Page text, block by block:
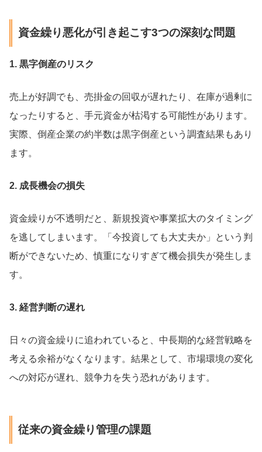
資金繰り悪化が引き起こす3つの深刻な問題
1. 黒字倒産のリスク
売上が好調でも、売掛金の回収が遅れたり、在庫が過剰に
なったりすると、手元資金が枯渇する可能性があります。
実際、倒産企業の約半数は黒字倒産という調査結果もあり
ます。
2. 成長機会の損失
資金繰りが不透明だと、新規投資や事業拡大のタイミング
を逃してしまいます。「今投資しても大丈夫か」という判
断ができないため、慎重になりすぎて機会損失が発生しま
す。
3. 経営判断の遅れ
日々の資金繰りに追われていると、中長期的な経営戦略を
考える余裕がなくなります。結果として、市場環境の変化
への対応が遅れ、競争力を失う恐れがあります。
従来の資金繰り管理の課題